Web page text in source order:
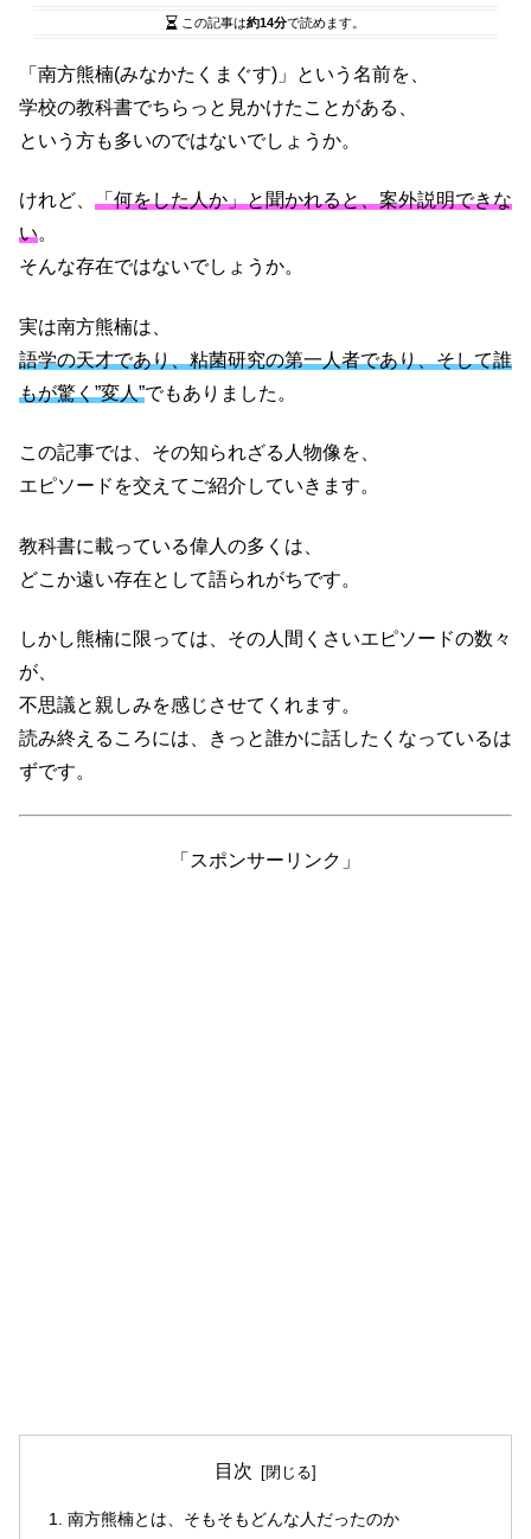
この記事は約14分で読めます。
「南方熊楠(みなかたくまぐす)」という名前を、
学校の教科書でちらっと見かけたことがある、
という方も多いのではないでしょうか。
けれど、 「何をした人か」と聞かれると、案外説明できな
い。
そんな存在ではないでしょうか。
実は南方熊楠は、
語学の天才であり、粘菌研究の第一人者であり、そして誰
もが驚く”変人”でもありました。
この記事では、その知られざる人物像を、
エピソードを交えてご紹介していきます。
教科書に載っている偉人の多くは、
どこか遠い存在として語られがちです。
しかし熊楠に限っては、その人間くさいエピソードの数々
が、
不思議と親しみを感じさせてくれます。
読み終えるころには、きっと誰かに話したくなっているは
ずです。
「スポンサーリンク」
目次
南方熊楠とは、そもそもどんな人だったのか